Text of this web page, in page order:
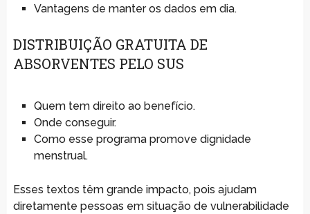
Vantagens de manter os dados em dia.
DISTRIBUIÇÃO GRATUITA DE
ABSORVENTES PELO SUS
Quem tem direito ao benefício.
Onde conseguir.
Como esse programa promove dignidade
menstrual.
Esses textos têm grande impacto, pois ajudam
diretamente pessoas em situação de vulnerabilidade